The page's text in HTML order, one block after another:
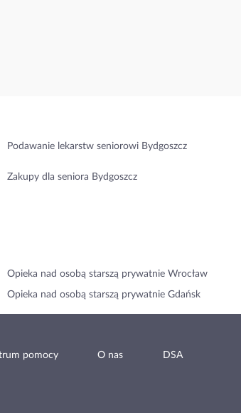
Podawanie lekarstw seniorowi Bydgoszcz
Zakupy dla seniora Bydgoszcz
Opieka nad osobą starszą prywatnie Wrocław
Opieka nad osobą starszą prywatnie Gdańsk
pomocy O nas DSA